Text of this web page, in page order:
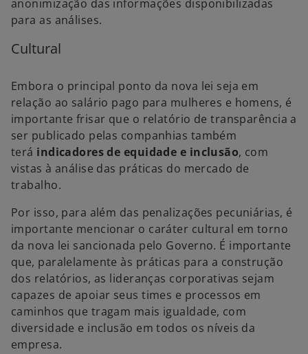
anonimização das informações disponibilizadas
para as análises.
Cultural
Embora o principal ponto da nova lei seja em
relação ao salário pago para mulheres e homens, é
importante frisar que o relatório de transparência a
ser publicado pelas companhias também
terá indicadores de equidade e inclusão, com
vistas à análise das práticas do mercado de
trabalho.
Por isso, para além das penalizações pecuniárias, é
importante mencionar o caráter cultural em torno
da nova lei sancionada pelo Governo. É importante
que, paralelamente às práticas para a construção
dos relatórios, as lideranças corporativas sejam
capazes de apoiar seus times e processos em
caminhos que tragam mais igualdade, com
diversidade e inclusão em todos os níveis da
empresa.